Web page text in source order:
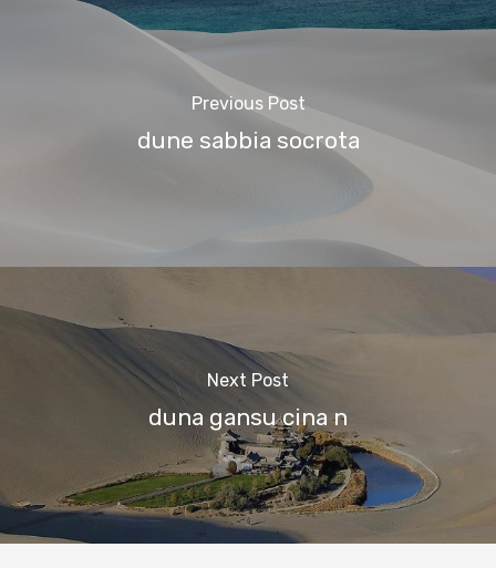
Previous Post
dune sabbia socrota
Next Post
duna gansu cina n